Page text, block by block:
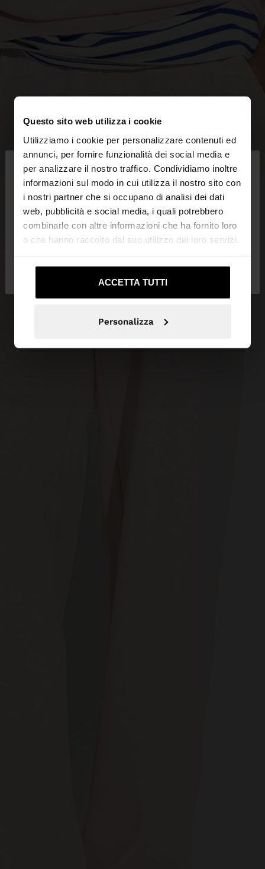
Questo sito web utilizza i cookie
Utilizziamo i cookie per personalizzare contenuti ed
annunci, per fornire funzionalità dei social media e
per analizzare il nostro traffico. Condividiamo inoltre
informazioni sul modo in cui utilizza il nostro sito con
i nostri partner che si occupano di analisi dei dati
web, pubblicità e social media, i quali potrebbero
combinarle con altre informazioni che ha fornito loro
o che hanno raccolto dal suo utilizzo dei loro servizi.
ACCETTA TUTTI
Personalizza
ciao ×
Stai accedendo al sito da Italia. Vuoi navigare sul
nostro sito United States?